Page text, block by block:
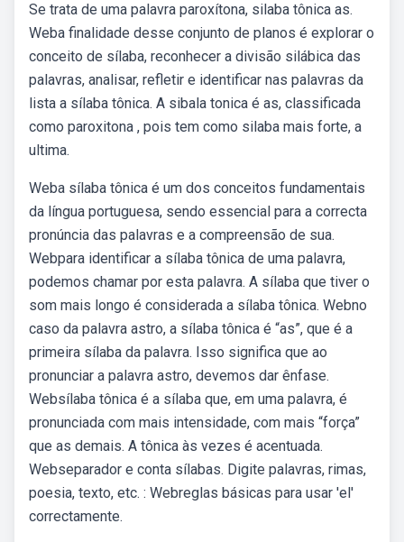
Se trata de uma palavra paroxítona, silaba tônica as.
Weba finalidade desse conjunto de planos é explorar o
conceito de sílaba, reconhecer a divisão silábica das
palavras, analisar, refletir e identificar nas palavras da
lista a sílaba tônica. A sibala tonica é as, classificada
como paroxitona , pois tem como silaba mais forte, a
ultima.
Weba sílaba tônica é um dos conceitos fundamentais
da língua portuguesa, sendo essencial para a correcta
pronúncia das palavras e a compreensão de sua.
Webpara identificar a sílaba tônica de uma palavra,
podemos chamar por esta palavra. A sílaba que tiver o
som mais longo é considerada a sílaba tônica. Webno
caso da palavra astro, a sílaba tônica é “as”, que é a
primeira sílaba da palavra. Isso significa que ao
pronunciar a palavra astro, devemos dar ênfase.
Websílaba tônica é a sílaba que, em uma palavra, é
pronunciada com mais intensidade, com mais “força”
que as demais. A tônica às vezes é acentuada.
Webseparador e conta sílabas. Digite palavras, rimas,
poesia, texto, etc. : Webreglas básicas para usar 'el'
correctamente.